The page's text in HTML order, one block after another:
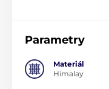
Parametry
Materiál
Himalay